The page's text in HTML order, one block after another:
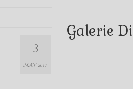
3
MAY 2017
Galerie